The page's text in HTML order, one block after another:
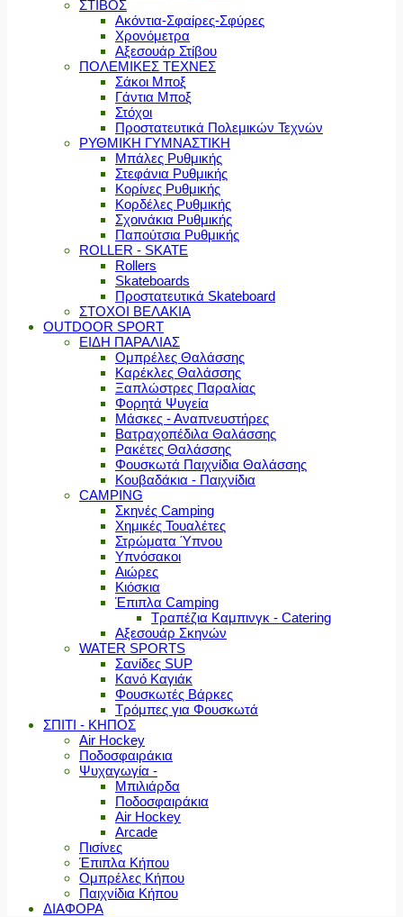
ΣΤΙΒΟΣ
Ακόντια-Σφαίρες-Σφύρες
Χρονόμετρα
Αξεσουάρ Στίβου
ΠΟΛΕΜΙΚΕΣ ΤΕΧΝΕΣ
Σάκοι Μποξ
Γάντια Μποξ
Στόχοι
Προστατευτικά Πολεμικών Τεχνών
ΡΥΘΜΙΚΗ ΓΥΜΝΑΣΤΙΚΗ
Μπάλες Ρυθμικής
Στεφάνια Ρυθμικής
Κορίνες Ρυθμικής
Κορδέλες Ρυθμικής
Σχοινάκια Ρυθμικής
Παπούτσια Ρυθμικής
ROLLER - SKATE
Rollers
Skateboards
Προστατευτικά Skateboard
ΣΤΟΧΟΙ ΒΕΛΑΚΙΑ
OUTDOOR SPORT
ΕΙΔΗ ΠΑΡΑΛΙΑΣ
Ομπρέλες Θαλάσσης
Καρέκλες Θαλάσσης
Ξαπλώστρες Παραλίας
Φορητά Ψυγεία
Μάσκες - Αναπνευστήρες
Βατραχοπέδιλα Θαλάσσης
Ρακέτες Θαλάσσης
Φουσκωτά Παιχνίδια Θαλάσσης
Κουβαδάκια - Παιχνίδια
CAMPING
Σκηνές Camping
Χημικές Τουαλέτες
Στρώματα Ύπνου
Υπνόσακοι
Αιώρες
Κιόσκια
Έπιπλα Camping
Τραπέζια Καμπινγκ - Catering
Αξεσουάρ Σκηνών
WATER SPORTS
Σανίδες SUP
Κανό Καγιάκ
Φουσκωτές Βάρκες
Τρόμπες για Φουσκωτά
ΣΠΙΤΙ - ΚΗΠΟΣ
Air Hockey
Ποδοσφαιράκια
Ψυχαγωγία -
Μπιλιάρδα
Ποδοσφαιράκια
Air Hockey
Arcade
Πισίνες
Έπιπλα Κήπου
Ομπρέλες Κήπου
Παιχνίδια Κήπου
ΔΙΑΦΟΡΑ